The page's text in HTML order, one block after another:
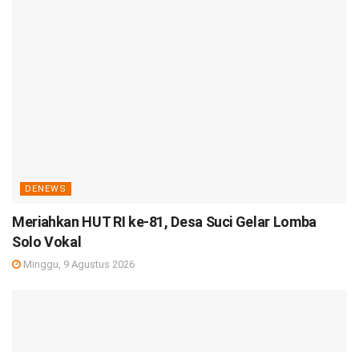
DENEWS
Meriahkan HUT RI ke-81, Desa Suci Gelar Lomba
Solo Vokal
Minggu, 9 Agustus 2026